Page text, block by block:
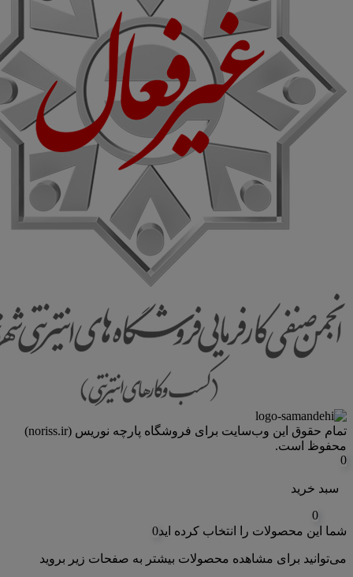
تمام حقوق اين وب‌سايت برای فروشگاه پارچه نوریس (noriss.ir)
محفوظ است.
0
سبد خرید
0
شما این محصولات را انتخاب کرده اید0
می‌توانید برای مشاهده محصولات بیشتر به صفحات زیر بروید